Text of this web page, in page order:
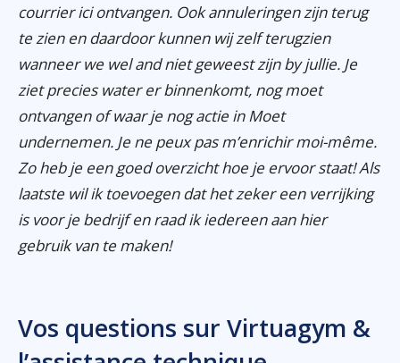
courrier ici ontvangen. Ook annuleringen zijn terug
te zien en daardoor kunnen wij zelf terugzien
wanneer we wel and niet geweest zijn by jullie. Je
ziet precies water er binnenkomt, nog moet
ontvangen of waar je nog actie in Moet
undernemen. Je ne peux pas m’enrichir moi-même.
Zo heb je een goed overzicht hoe je ervoor staat! Als
laatste wil ik toevoegen dat het zeker een verrijking
is voor je bedrijf en raad ik iedereen aan hier
gebruik van te maken!
Vos questions sur Virtuagym &